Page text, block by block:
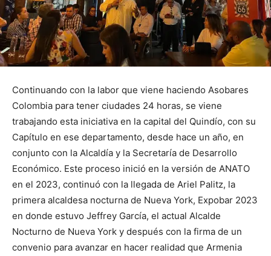
Continuando con la labor que viene haciendo Asobares
Colombia para tener ciudades 24 horas, se viene
trabajando esta iniciativa en la capital del Quindío, con su
Capítulo en ese departamento, desde hace un año, en
conjunto con la Alcaldía y la Secretaría de Desarrollo
Económico. Este proceso inició en la versión de ANATO
en el 2023, continuó con la llegada de Ariel Palitz, la
primera alcaldesa nocturna de Nueva York, Expobar 2023
en donde estuvo Jeffrey García, el actual Alcalde
Nocturno de Nueva York y después con la firma de un
convenio para avanzar en hacer realidad que Armenia